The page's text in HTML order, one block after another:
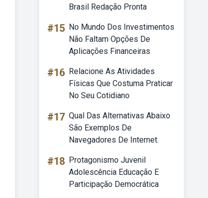
Brasil Redação Pronta
#15 No Mundo Dos Investimentos
Não Faltam Opções De
Aplicações Financeiras
#16 Relacione As Atividades
Físicas Que Costuma Praticar
No Seu Cotidiano
#17 Qual Das Alternativas Abaixo
São Exemplos De
Navegadores De Internet.
#18 Protagonismo Juvenil
Adolescência Educação E
Participação Democrática